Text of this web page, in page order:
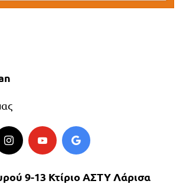
9-13 Κτίριο ΑΣΤΥ Λάρισα